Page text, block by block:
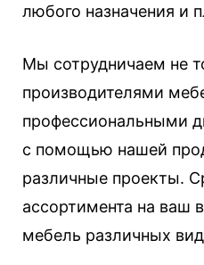
любого назначения и
Мы сотрудничаем не
производителями
профессиональными
с помощью нашей
различные проекты.
ассортимента на ваш
мебель различных